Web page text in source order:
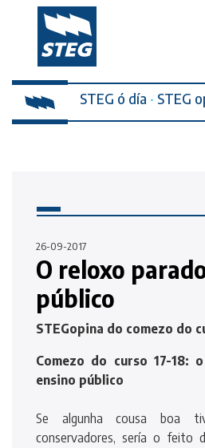
QUEN
CONTACTO
STEG ó día · STEG
26-09-2017
O reloxo
público
STEGopina do comezo do
Comezo do curso 17-18:
ensino público
Se algunha cousa boa
conservadores, sería o feito